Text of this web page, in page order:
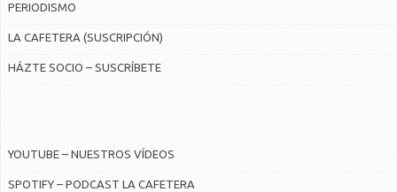
PERIODISMO
LA CAFETERA (SUSCRIPCIÓN)
HÁZTE SOCIO – SUSCRÍBETE
YOUTUBE – NUESTROS VÍDEOS
SPOTIFY – PODCAST LA CAFETERA